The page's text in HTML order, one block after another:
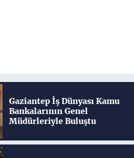
Gaziantep İş Dünyası Kamu
Bankalarının Genel
Müdürleriyle Buluştu